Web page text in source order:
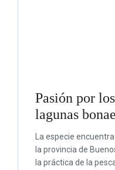
Pasión por
lagunas
La especie
la provincia de
la práctica de la